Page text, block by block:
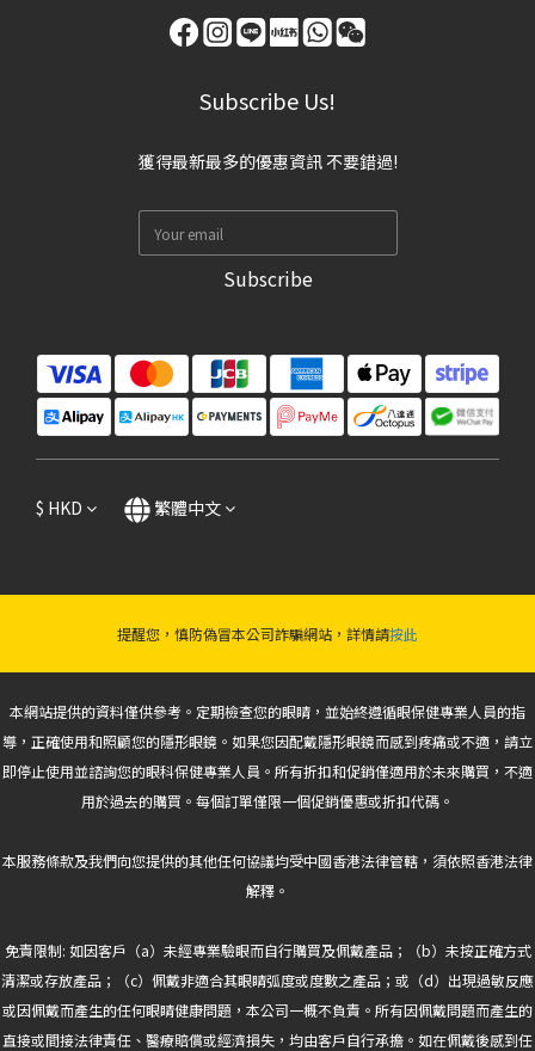
Subscribe Us!
獲得最新最多的優惠資訊 不要錯過!
Subscribe
$ HKD 繁體中文
提醒您，慎防偽冒本公司詐騙網站，詳情請按此
本網站提供的資料僅供參考。定期檢查您的眼睛，並始終遵循眼保健專業人員的指
導，正確使用和照顧您的隱形眼鏡。如果您因配戴隱形眼鏡而感到疼痛或不適，請立
即停止使用並諮詢您的眼科保健專業人員。所有折扣和促銷僅適用於未來購買，不適
用於過去的購買。每個訂單僅限一個促銷優惠或折扣代碼。
本服務條款及我們向您提供的其他任何協議均受中國香港法律管轄，須依照香港法律
解釋。
免責限制: 如因客戶（a）未經專業驗眼而自行購買及佩戴產品；（b）未按正確方式
清潔或存放產品；（c）佩戴非適合其眼睛弧度或度數之產品；或（d）出現過敏反應
或因佩戴而產生的任何眼睛健康問題，本公司一概不負責。所有因佩戴問題而產生的
直接或間接法律責任、醫療賠償或經濟損失，均由客戶自行承擔。如在佩戴後感到任